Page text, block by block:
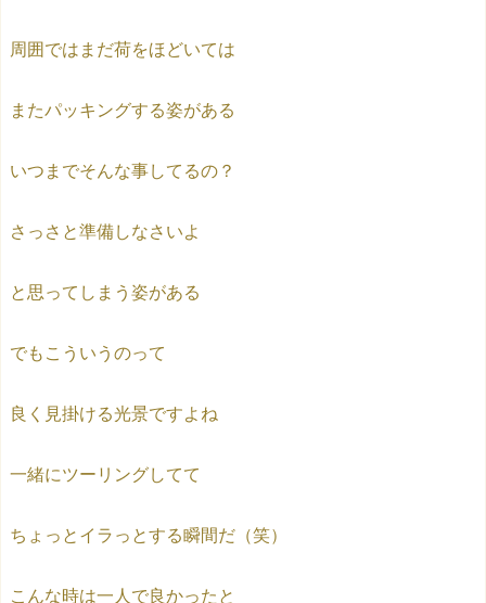
周囲ではまだ荷をほどいては
またパッキングする姿がある
いつまでそんな事してるの？
さっさと準備しなさいよ
と思ってしまう姿がある
でもこういうのって
良く見掛ける光景ですよね
一緒にツーリングしてて
ちょっとイラっとする瞬間だ（笑）
こんな時は一人で良かったと